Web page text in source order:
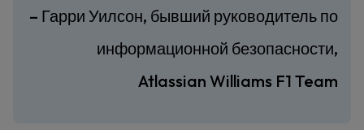
– Гарри Уилсон, бывший руководитель по
информационной безопасности,
Atlassian Williams F1 Team